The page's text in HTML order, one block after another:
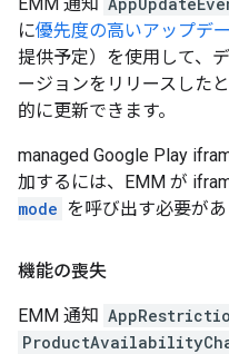
に優先度の高いアップデ
提供予定）を使用して、
ージョンをリリースした
的に更新できます。
managed Google Play
加するには、EMM が
mode を呼び出す必要があ
機能の喪失
EMM 通知